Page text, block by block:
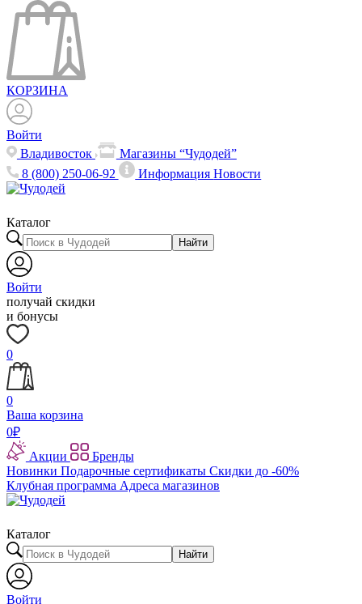
КОРЗИНА
Войти
Владивосток
Магазины “Чудодей”
8 (800) 250-06-92
ИнформацияНовости
Каталог
Найти
Войти
получай скидки
и бонусы
0
0
Ваша корзина
0₽
Акции
Бренды
Новинки Подарочные сертификаты Скидки до -60%
Клубная программа Адреса магазинов
Каталог
Найти
Войти